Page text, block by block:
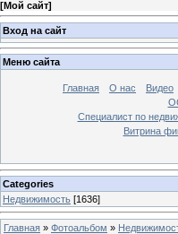
[Мой сайт]
Вход на сайт
Меню сайта
Главная О нас Видео
Специалист по
Витрина
Categories
Недвижимость [1636]
Главная » Фотоальбом »